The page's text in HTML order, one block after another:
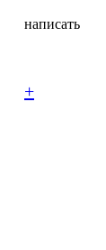
написать
+